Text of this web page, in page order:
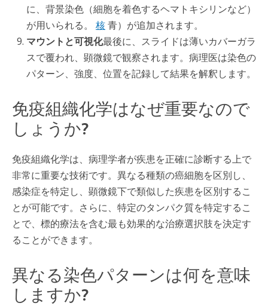
に、背景染色（細胞を着色するヘマトキシリンなど）
が用いられる。 核青）が追加されます。
マウントと可視化最後に、スライドは薄いカバーガラ
スで覆われ、顕微鏡で観察されます。病理医は染色の
パターン、強度、位置を記録して結果を解釈します。
免疫組織化学はなぜ重要なので
しょうか?
免疫組織化学は、病理学者が疾患を正確に診断する上で
非常に重要な技術です。異なる種類の癌細胞を区別し、
感染症を特定し、顕微鏡下で類似した疾患を区別するこ
とが可能です。さらに、特定のタンパク質を特定するこ
とで、標的療法を含む最も効果的な治療選択肢を決定す
ることができます。
異なる染色パターンは何を意味
しますか?